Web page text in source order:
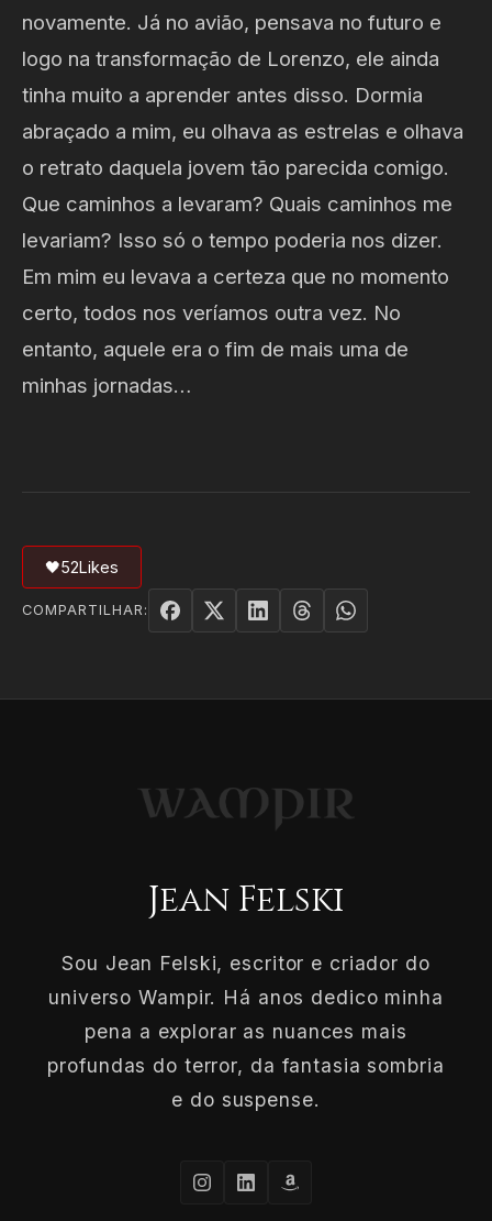
novamente. Já no avião, pensava no futuro e
logo na transformação de Lorenzo, ele ainda
tinha muito a aprender antes disso. Dormia
abraçado a mim, eu olhava as estrelas e olhava
o retrato daquela jovem tão parecida comigo.
Que caminhos a levaram? Quais caminhos me
levariam? Isso só o tempo poderia nos dizer.
Em mim eu levava a certeza que no momento
certo, todos nos veríamos outra vez. No
entanto, aquele era o fim de mais uma de
minhas jornadas…
🖤52Likes
COMPARTILHAR:
Jean Felski
Sou Jean Felski, escritor e criador do
universo Wampir. Há anos dedico minha
pena a explorar as nuances mais
profundas do terror, da fantasia sombria
e do suspense.